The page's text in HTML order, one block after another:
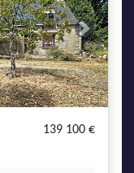
Next
139 100 €